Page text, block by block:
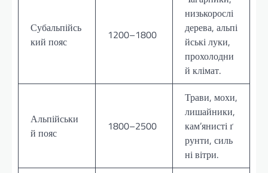
Субальпійсь
кий пояс
1200–1800
низькорослі
дерева, альпі
йські луки,
прохолодни
й клімат.
Альпійськи
й пояс
1800–2500
Трави, мохи,
лишайники,
кам’янисті ґ
рунти, силь
ні вітри.